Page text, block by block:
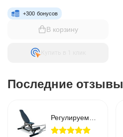
+300 бонусов
В корзину
Купить в 1 клик
Последние отзывы